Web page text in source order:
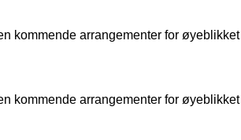
kommende arrangementer for øyeblikket
kommende arrangementer for øyeblikket